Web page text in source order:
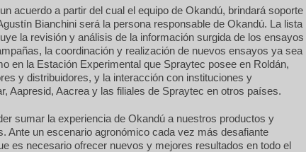
acuerdo a partir del cual el equipo de Okandú, brindará soporte
Bianchini será la persona responsable de Okandú. La lista
la revisión y análisis de la información surgida de los ensayos
la coordinación y realización de nuevos ensayos ya sea
en la Estación Experimental que Spraytec posee en Roldán,
y distribuidores, y la interacción con instituciones y
Aapresid, Aacrea y las filiales de Spraytec en otros países.
sumar la experiencia de Okandú a nuestros productos y
Ante un escenario agronómico cada vez más desafiante
es necesario ofrecer nuevos y mejores resultados en todo el